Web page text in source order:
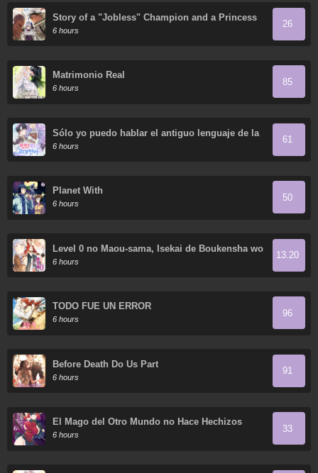
Story of a "Jobless" Champion and a Princess
Who Together Find Their Happiness
6 hours
26
Matrimonio Real
6 hours
85
Sólo yo puedo hablar el antiguo lenguaje de la
magia
6 hours
61
Planet With
6 hours
50
Level 0 no Maou-sama, Isekai de Boukensha wo
Hajimemasu
6 hours
13.20
TODO FUE UN ERROR
6 hours
96
Before Death Do Us Part
6 hours
91
El Mago del Otro Mundo no Hace Hechizos
6 hours
33